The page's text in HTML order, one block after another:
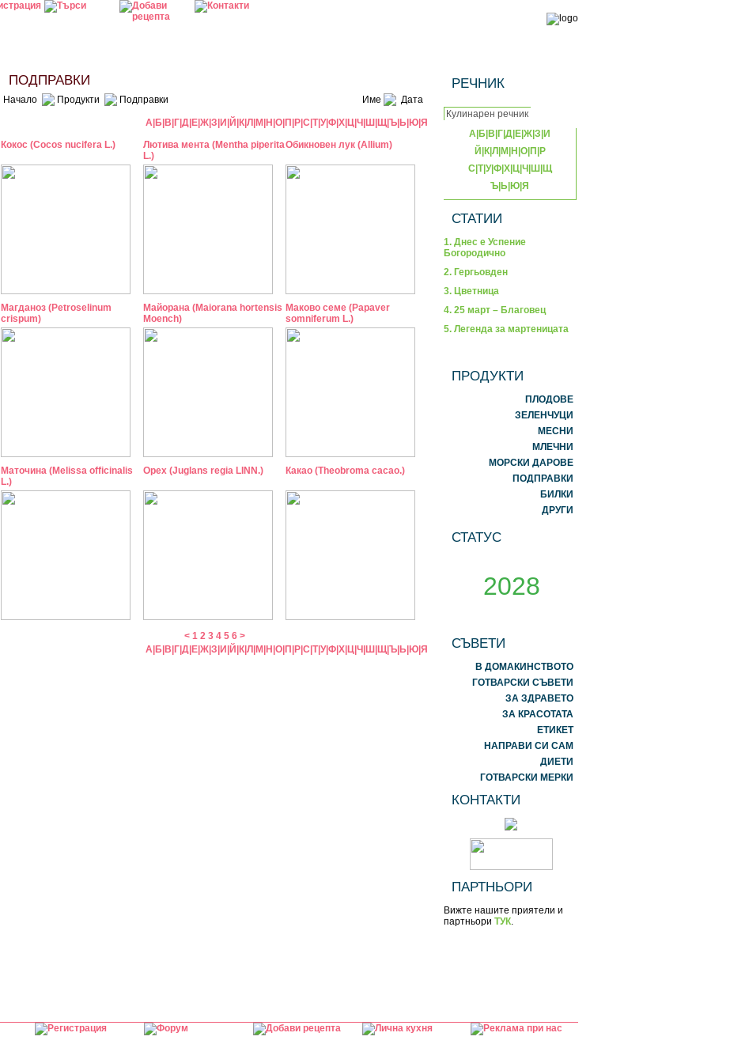
ПОДПРАВКИ
Начало Продукти Подправки Име Дата
А Б В Г Д Е Ж З И Й К Л М Н О П Р С Т|У|Ф Х Ц Ч Ш Щ Ъ Ь Ю Я
Кокос (Cocos nucifera L.)
Лютива мента (Mentha piperita
L.)
Обикновен лук (Allium)
Магданоз (Petroselinum
crispum)
Майорана (Maiorana hortensis
Moench)
Маково семе (Papaver
somniferum L.)
Маточина (Melissa officinalis
L.)
Орех (Juglans regia LINN.) Какао (Theobroma cacao.)
< 1 2 3 4 5 6>
А Б В Г Д Е Ж З И Й К Л М Н О П Р С Т|У|Ф Х Ц Ч Ш Щ Ъ Ь Ю Я
РЕЧНИК
А Б В Г Д Е Ж З И
Й К| Л М Н О| П Р
С Т|У|Ф| Х| Ц| Ч Ш Щ
Ъ Ь Ю Я
СТАТИИ
1. Днес е Успение
Богородично
2. Гергьовден
3. Цветница
4. 25 март – Благовец
5. Легенда за мартеницата
ПРОДУКТИ
ПЛОДОВЕ
ЗЕЛЕНЧУЦИ
МЕСНИ
МЛЕЧНИ
МОРСКИ ДАРОВЕ
ПОДПРАВКИ
БИЛКИ
ДРУГИ
СТАТУС
2028
СЪВЕТИ
В ДОМАКИНСТВОТО
ГОТВАРСКИ СЪВЕТИ
ЗА ЗДРАВЕТО
ЗА КРАСОТАТА
ЕТИКЕТ
НАПРАВИ СИ САМ
ДИЕТИ
ГОТВАРСКИ МЕРКИ
КОНТАКТИ
ПАРТНЬОРИ
Вижте нашите приятели и
партньори ТУК.